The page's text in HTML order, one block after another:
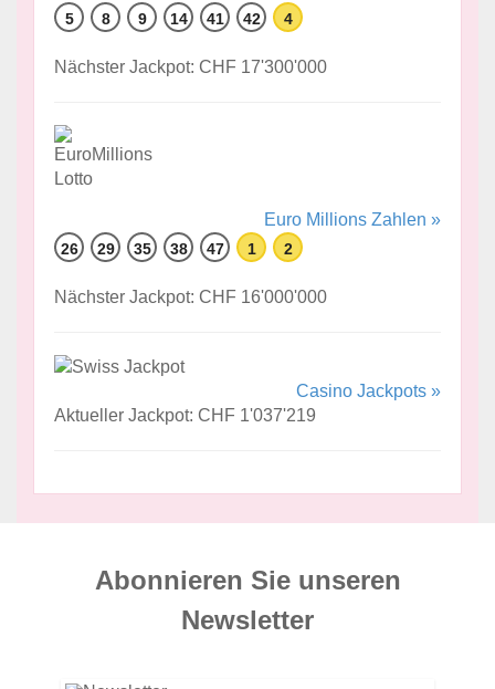
5 8 9 14 41 42 4
Nächster Jackpot: CHF 17'300'000
Euro Millions Zahlen »
26 29 35 38 47 1 2
Nächster Jackpot: CHF 16'000'000
Casino Jackpots »
Aktueller Jackpot: CHF 1'037'219
Abonnieren Sie unseren
News­letter